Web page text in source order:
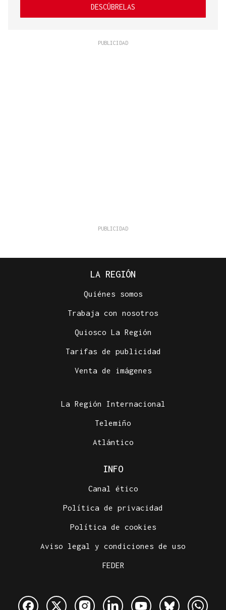
DESCÚBRELAS
LA REGIÓN
Quiénes somos
Trabaja con nosotros
Quiosco La Región
Tarifas de publicidad
Venta de imágenes
La Región Internacional
Telemiño
Atlántico
INFO
Canal ético
Política de privacidad
Política de cookies
Aviso legal y condiciones de uso
FEDER